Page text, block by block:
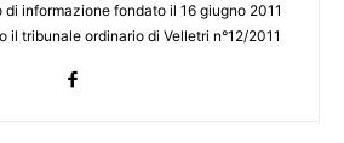
informazione fondato il 16 giugno 2011
il tribunale ordinario di Velletri n°12/2011